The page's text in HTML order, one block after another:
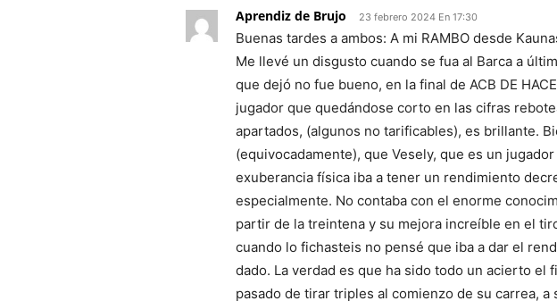
Aprendiz de Brujo 23 febrero 2024 En 17:30
Buenas tardes a ambos: A mi RAMBO desde
Me llevé un disgusto cuando se fua al Barca a
que dejó no fue bueno, en la final de ACB DE
jugador que quedándose corto en las cifras
apartados, (algunos no tarificables), es brillante.
(equivocadamente), que Vesely, que es un
exuberancia física iba a tener un rendimiento
especialmente. No contaba con el enorme
partir de la treintena y su mejora increíble en el
cuando lo fichasteis no pensé que iba a dar el
dado. La verdad es que ha sido todo un acierto el
pasado de tirar triples al comienzo de su carrea,